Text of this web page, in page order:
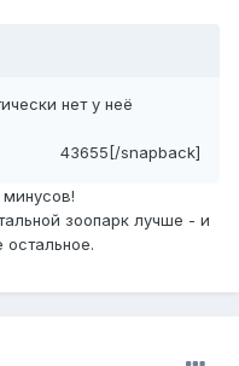
нет у неё
43655[/snapback]
зоопарк лучше - и